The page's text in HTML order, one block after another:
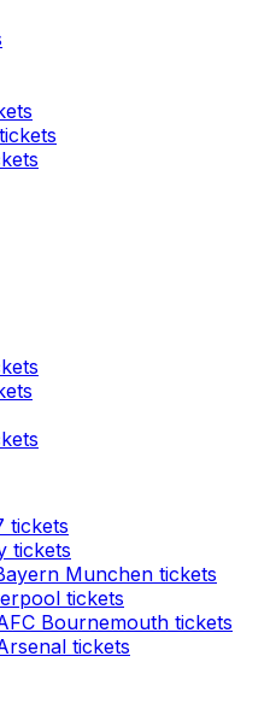
tickets
tickets
tickets
Munchen tickets
tickets
Bournemouth tickets
tickets